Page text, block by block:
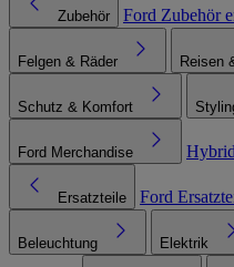
Zubehör Ford Zubehör
Felgen & Räder Reisen
Schutz & Komfort
Ford Merchandise
Ersatzteile Ford
Beleuchtung Elektrik